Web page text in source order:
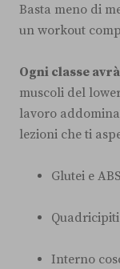
Basta meno di
un workout
Ogni classe
muscoli del
lavoro
lezioni che ti
Glutei e
Interno